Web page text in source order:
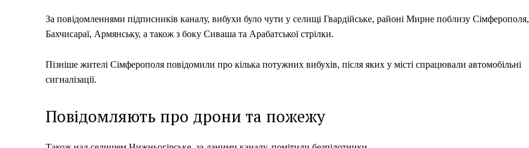
За повідомленнями підписників каналу, вибухи було чути у селищі Гвардійське, районі Мирне поблизу Сімферополя,
Бахчисараї, Армянську, а також з боку Сиваша та Арабатської стрілки.
Пізніше жителі Сімферополя повідомили про кілька потужних вибухів, після яких у місті спрацювали автомобільні
сигналізації.
Повідомляють про дрони та пожежу